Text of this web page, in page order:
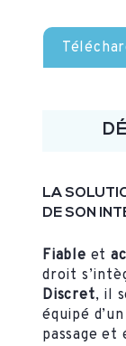
LA
DE SON
Fiable et
droit
Discret, il
équipé d’un
passage